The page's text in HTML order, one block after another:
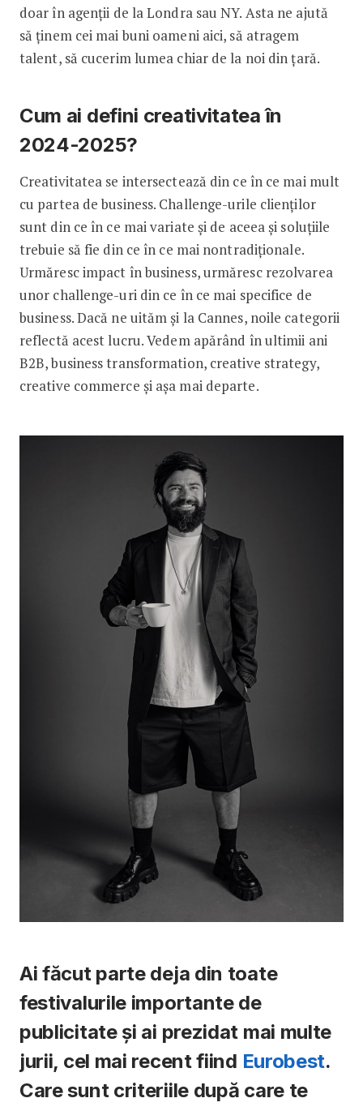
doar în agenții de la Londra sau NY. Asta ne ajută
să ținem cei mai buni oameni aici, să atragem
talent, să cucerim lumea chiar de la noi din țară.
Cum ai defini creativitatea în
2024-2025?
Creativitatea se intersectează din ce în ce mai mult
cu partea de business. Challenge-urile clienților
sunt din ce în ce mai variate și de aceea și soluțiile
trebuie să fie din ce în ce mai nontradiționale.
Urmăresc impact în business, urmăresc rezolvarea
unor challenge-uri din ce în ce mai specifice de
business. Dacă ne uităm și la Cannes, noile categorii
reflectă acest lucru. Vedem apărând în ultimii ani
B2B, business transformation, creative strategy,
creative commerce și așa mai departe.
Ai făcut parte deja din toate
festivalurile importante de
publicitate și ai prezidat mai multe
jurii, cel mai recent fiind Eurobest.
Care sunt criteriile după care te